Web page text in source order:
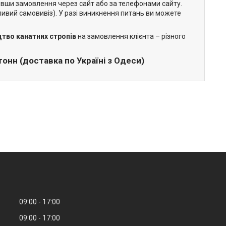
замовлення через сайт або за телефонами сайту.
самовивіз). У разі виникнення питань ви можете
канатних стропівна замовлення клієнта – різного
(доставка по Україні з Одеси)
09:00
17:00
09:00
17:00